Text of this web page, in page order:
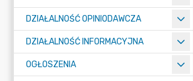
DZIAŁALNOŚĆ OPINIODAWCZA
DZIAŁALNOŚĆ INFORMACYJNA
OGŁOSZENIA